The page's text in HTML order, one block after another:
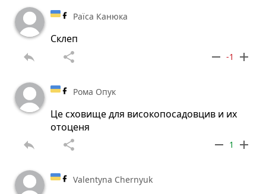
Раїса Канюка
Склеп
reply share remove -1 add
Рома Опук
Це сховище для високопосадовцив и их
отоценя
reply share remove 1 add
Valentyna Chernyuk